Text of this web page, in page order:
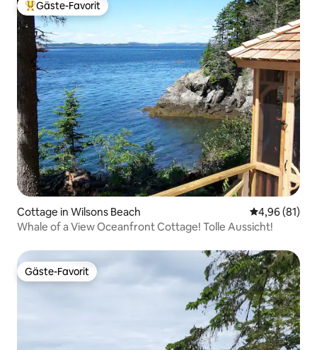
Beliebter Gäste-Favorit.
Gäste-Favorit
Cottage in Wilsons Beach
4,96 (81)
Whale of a View Oceanfront Cottage! Tolle Aussicht!
Gäste-Favorit
Gäste-Favorit